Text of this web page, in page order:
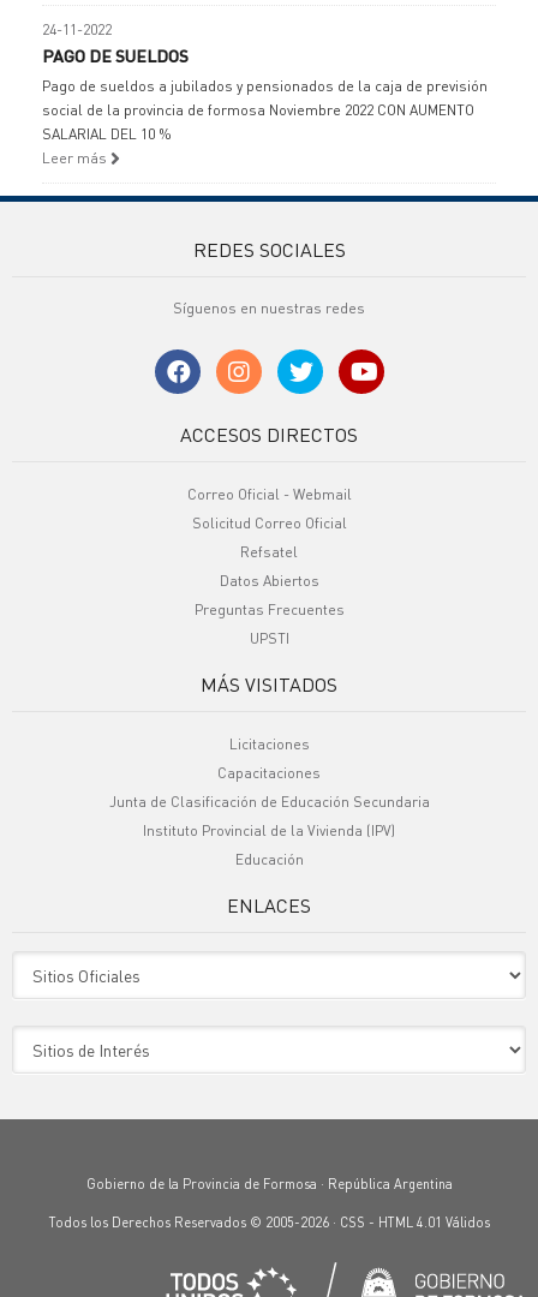
24-11-2022
PAGO DE SUELDOS
Pago de sueldos a jubilados y pensionados de la caja de previsión
social de la provincia de formosa Noviembre 2022 CON AUMENTO
SALARIAL DEL 10 %
Leer más
REDES SOCIALES
Síguenos en nuestras redes
ACCESOS DIRECTOS
Correo Oficial - Webmail
Solicitud Correo Oficial
Refsatel
Datos Abiertos
Preguntas Frecuentes
UPSTI
MÁS VISITADOS
Licitaciones
Capacitaciones
Junta de Clasificación de Educación Secundaria
Instituto Provincial de la Vivienda (IPV)
Educación
ENLACES
Gobierno de la Provincia de Formosa · República Argentina
Todos los Derechos Reservados © 2005-2026 · CSS - HTML 4.01 Válidos